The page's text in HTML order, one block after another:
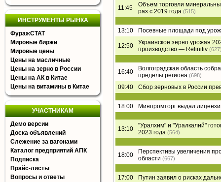
ИНСТРУМЕНТЫ РЫНКА
ФуражСТАТ
Мировые биржи
Мировые цены
Цены на масличные
Цены на зерно в России
Цены на АК в Китае
Цены на витамины в Китае
УЧАСТНИКАМ
Демо версии
Доска объявлений
Слежение за вагонами
Каталог предприятий АПК
Подписка
Прайс-листы
Вопросы и ответы
11:45
Объем торговли
раз с 2019 года (515)
13:10 Посевные площади под
12:50
Украинское зерно урожая
производство — Refinitiv
16:40
Волгоградская область
пределы региона (698)
09:40 Сбор зерновых в России
18:00 Минпромторг выдал
13:10
"Уралхим" и "Уралкалий"
2023 года (564)
18:00
Перспективы увеличения
области (667)
17:00 Путин заявил о рисках